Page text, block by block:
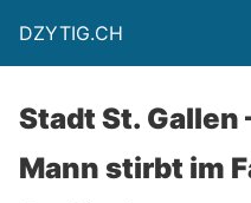
DZYTIG.CH
Stadt St.
Mann stirbt im